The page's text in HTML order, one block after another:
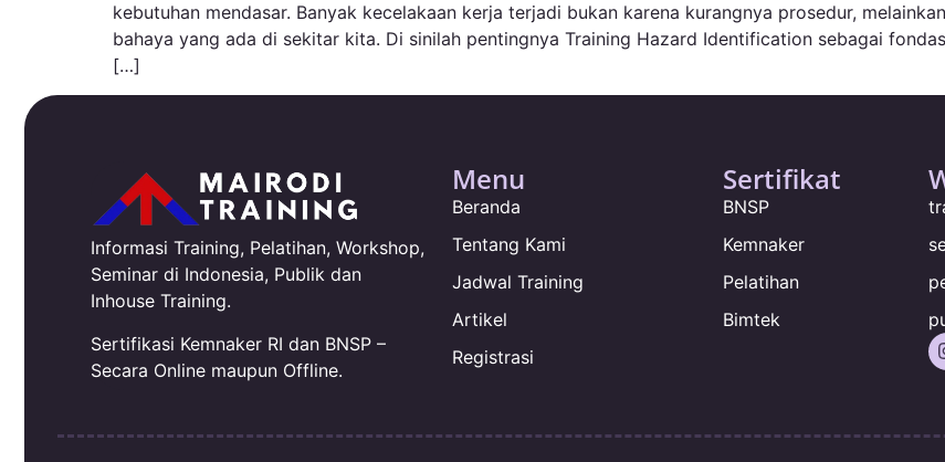
kebutuhan mendasar. Banyak kecelakaan kerja terjadi bukan karena kurangnya prosedur,
bahaya yang ada di sekitar kita. Di sinilah pentingnya Training Hazard Identification sebagai
[…]
Informasi Training, Pelatihan, Workshop,
Seminar di Indonesia, Publik dan
Inhouse Training.
Sertifikasi Kemnaker RI dan BNSP –
Secara Online maupun Offline.
Menu
Beranda
Tentang Kami
Jadwal Training
Artikel
Registrasi
Sertifikat
BNSP
Kemnaker
Pelatihan
Bimtek